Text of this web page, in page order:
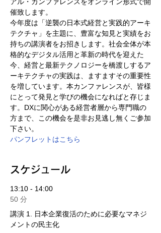
催致します。
今年度は「逆襲の日本式経営と実践的アーキ
テクチャ」を主題に、豊富な知見と実績をお
持ちの講演者をお招きします。社会全体が本
格的なデジタル活用と革新の時代を迎えた
今、経営と最新テクノロジーを橋渡しするア
ーキテクチャの実践は、ますますその重要性
を増しています。本カンファレンスが、皆様
にとって発見と学びの機会になればと存じま
す。DXに関心がある経営者層から専門職の
方まで、この機会を是非お見逃し無くご参加
下さい。
パンフレットはこちら
スケジュール
13:10 - 14:00
50 分
講演 1. 日本企業復活のために必要なマネジ
メントの民主化